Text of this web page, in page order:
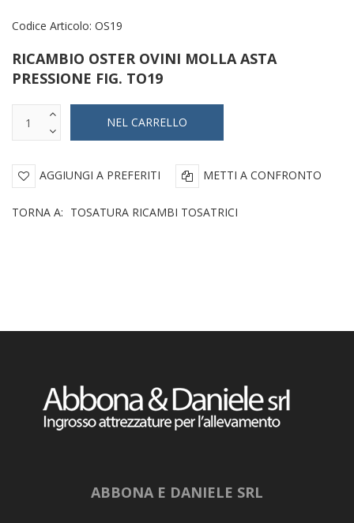
Codice Articolo: OS19
RICAMBIO OSTER OVINI MOLLA ASTA
PRESSIONE FIG. TO19
AGGIUNGI A PREFERITI METTI A CONFRONTO
TORNA A: TOSATURA RICAMBI TOSATRICI
ABBONA E DANIELE SRL